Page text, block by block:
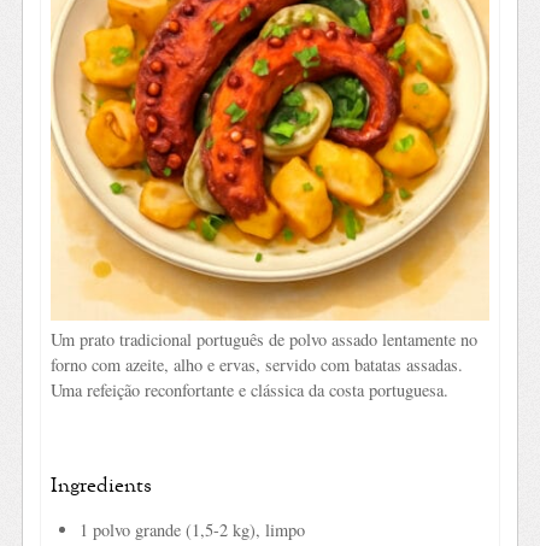
Um prato tradicional português de polvo assado lentamente no
forno com azeite, alho e ervas, servido com batatas assadas.
Uma refeição reconfortante e clássica da costa portuguesa.
Ingredients
1 polvo grande (1,5-2 kg), limpo